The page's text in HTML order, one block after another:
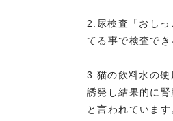
2.尿検査「おし
てる事で検査で
3.猫の飲料水の
誘発し結果的に
と言われていま